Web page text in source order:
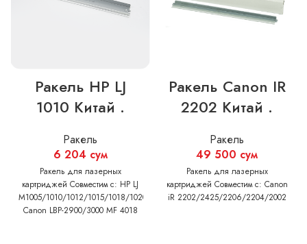
Ракель HP LJ
1010 Китай .
Ракель
6 204 сум
Ракель для лазерных
картриджей Совместим с: HP LJ
M1005/1010/1012/1015/1018/1020/1022/M1319/3015/3020/3030/3050/
Canon LBP-2900/3000 MF 4018
Ракель Canon IR
2202 Китай .
Ракель
49 500 сум
Ракель для лазерных
картриджей Совместим с: Canon
iR 2202/2425/2206/2204/2002